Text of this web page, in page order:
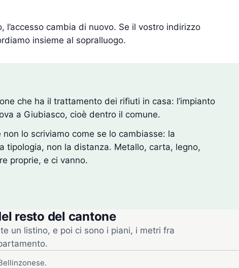
cambia di nuovo. Se il vostro indirizzo
insieme al sopralluogo.
che ha il trattamento dei rifiuti in casa: l’impianto
a Giubiasco, cioè dentro il comune.
lo scriviamo come se lo cambiasse: la
tipologia, non la distanza. Metallo, carta, legno,
proprie, e ci vanno.
resto del cantone
un listino, e poi ci sono i piani, i metri fra